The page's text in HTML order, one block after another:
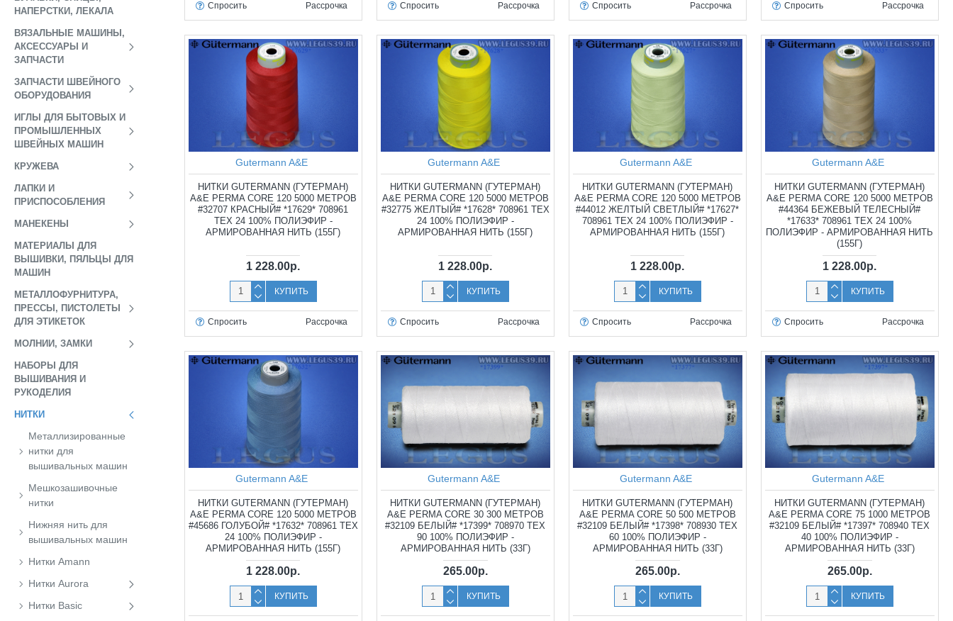
НАПЕРСТКИ, ЛЕКАЛА
ВЯЗАЛЬНЫЕ МАШИНЫ,
АКСЕССУАРЫ И
ЗАПЧАСТИ
ЗАПЧАСТИ ШВЕЙНОГО
ОБОРУДОВАНИЯ
ИГЛЫ ДЛЯ БЫТОВЫХ И
ПРОМЫШЛЕННЫХ
ШВЕЙНЫХ МАШИН
КРУЖЕВА
ЛАПКИ И
ПРИСПОСОБЛЕНИЯ
МАНЕКЕНЫ
МАТЕРИАЛЫ ДЛЯ
ВЫШИВКИ, ПЯЛЬЦЫ ДЛЯ
МАШИН
МЕТАЛЛОФУРНИТУРА,
ПРЕССЫ, ПИСТОЛЕТЫ
ДЛЯ ЭТИКЕТОК
МОЛНИИ, ЗАМКИ
НАБОРЫ ДЛЯ
ВЫШИВАНИЯ И
РУКОДЕЛИЯ
НИТКИ
Металлизированные
нитки для
вышивальных машин
Мешкозашивочные
нитки
Нижняя нить для
вышивальных машин
Нитки Amann
Нитки Aurora
Нитки Basic
Спросить Рассрочка Спросить Рассрочка Спросить Рассрочка Спросить Рассрочка
Gutermann A&E
НИТКИ GUTERMANN (ГУТЕРМАН)
A&E PERMA CORE 120 5000 МЕТРОВ
#32707 КРАСНЫЙ# *17629* 708961
TEX 24 100% ПОЛИЭФИР -
АРМИРОВАННАЯ НИТЬ (155Г)
1 228.00р.
КУПИТЬ
Спросить Рассрочка
Gutermann A&E
НИТКИ GUTERMANN (ГУТЕРМАН)
A&E PERMA CORE 120 5000 МЕТРОВ
#32775 ЖЕЛТЫЙ# *17628* 708961 TEX
24 100% ПОЛИЭФИР -
АРМИРОВАННАЯ НИТЬ (155Г)
1 228.00р.
КУПИТЬ
Спросить Рассрочка
Gutermann A&E
НИТКИ GUTERMANN (ГУТЕРМАН)
A&E PERMA CORE 120 5000 МЕТРОВ
#44012 ЖЕЛТЫЙ СВЕТЛЫЙ# *17627*
708961 TEX 24 100% ПОЛИЭФИР -
АРМИРОВАННАЯ НИТЬ (155Г)
1 228.00р.
КУПИТЬ
Спросить Рассрочка
Gutermann A&E
НИТКИ GUTERMANN (ГУТЕРМАН)
A&E PERMA CORE 120 5000 МЕТРОВ
#44364 БЕЖЕВЫЙ ТЕЛЕСНЫЙ#
*17633* 708961 TEX 24 100%
ПОЛИЭФИР - АРМИРОВАННАЯ НИТЬ
(155Г)
1 228.00р.
КУПИТЬ
Спросить Рассрочка
Gutermann A&E
НИТКИ GUTERMANN (ГУТЕРМАН)
A&E PERMA CORE 120 5000 МЕТРОВ
#45686 ГОЛУБОЙ# *17632* 708961 TEX
24 100% ПОЛИЭФИР -
АРМИРОВАННАЯ НИТЬ (155Г)
1 228.00р.
КУПИТЬ
Gutermann A&E
НИТКИ GUTERMANN (ГУТЕРМАН)
A&E PERMA CORE 30 300 МЕТРОВ
#32109 БЕЛЫЙ# *17399* 708970 TEX
90 100% ПОЛИЭФИР -
АРМИРОВАННАЯ НИТЬ (33Г)
265.00р.
КУПИТЬ
Gutermann A&E
НИТКИ GUTERMANN (ГУТЕРМАН)
A&E PERMA CORE 50 500 МЕТРОВ
#32109 БЕЛЫЙ# *17398* 708930 TEX
60 100% ПОЛИЭФИР -
АРМИРОВАННАЯ НИТЬ (33Г)
265.00р.
КУПИТЬ
Gutermann A&E
НИТКИ GUTERMANN (ГУТЕРМАН)
A&E PERMA CORE 75 1000 МЕТРОВ
#32109 БЕЛЫЙ# *17397* 708940 TEX
40 100% ПОЛИЭФИР -
АРМИРОВАННАЯ НИТЬ (33Г)
265.00р.
КУПИТЬ